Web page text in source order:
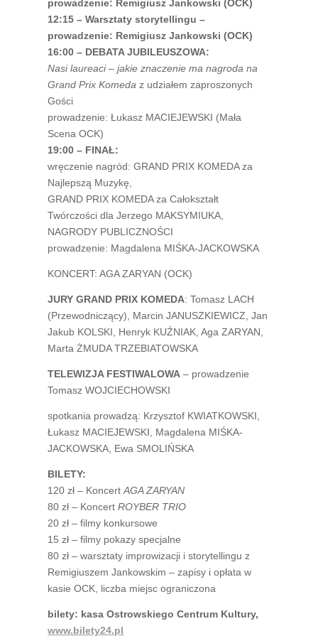
prowadzenie: Remigiusz Jankowski (OCK)
12:15 – Warsztaty storytellingu –
prowadzenie: Remigiusz Jankowski (OCK)
16:00 – DEBATA JUBILEUSZOWA:
Nasi laureaci – jakie znaczenie ma nagroda na
Grand Prix Komeda z udziałem zaproszonych
Gości
prowadzenie: Łukasz MACIEJEWSKI (Mała
Scena OCK)
19:00 – FINAŁ:
wręczenie nagród: GRAND PRIX KOMEDA za
Najlepszą Muzykę,
GRAND PRIX KOMEDA za Całokształt
Twórczości dla Jerzego MAKSYMIUKA,
NAGRODY PUBLICZNOŚCI
prowadzenie: Magdalena MIŚKA-JACKOWSKA
KONCERT: AGA ZARYAN (OCK)
JURY GRAND PRIX KOMEDA: Tomasz LACH
(Przewodniczący), Marcin JANUSZKIEWICZ, Jan
Jakub KOLSKI, Henryk KUŹNIAK, Aga ZARYAN,
Marta ŻMUDA TRZEBIATOWSKA
TELEWIZJA FESTIWALOWA – prowadzenie
Tomasz WOJCIECHOWSKI
spotkania prowadzą: Krzysztof KWIATKOWSKI,
Łukasz MACIEJEWSKI, Magdalena MIŚKA-
JACKOWSKA, Ewa SMOLIŃSKA
BILETY:
120 zł – KoncertAGA ZARYAN
80 zł – KoncertROYBER TRIO
20 zł – filmy konkursowe
15 zł – filmy pokazy specjalne
80 zł – warsztaty improwizacji i storytellingu z
Remigiuszem Jankowskim – zapisy i opłata w
kasie OCK, liczba miejsc ograniczona
bilety: kasa Ostrowskiego Centrum Kultury,
www.bilety24.pl